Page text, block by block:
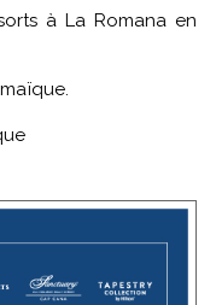
à La Romana en